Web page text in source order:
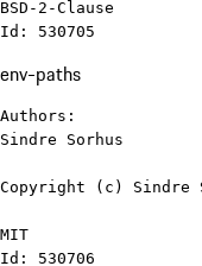
BSD-2-Clause
Id: 530705
env-paths
Authors:
Sindre Sorhus
Copyright (c) Sindre
MIT
Id: 530706